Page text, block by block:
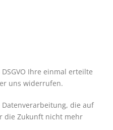
Ihre einmal erteilte
uns widerrufen.
Datenverarbeitung, die auf
die Zukunft nicht mehr